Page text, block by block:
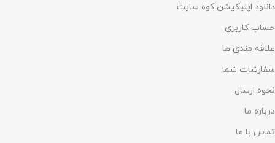
دانلود اپلیکیشن کوه سایت
حساب کاربری
علاقه مندی ها
سفارشات شما
نحوه ارسال
درباره ما
تماس با ما